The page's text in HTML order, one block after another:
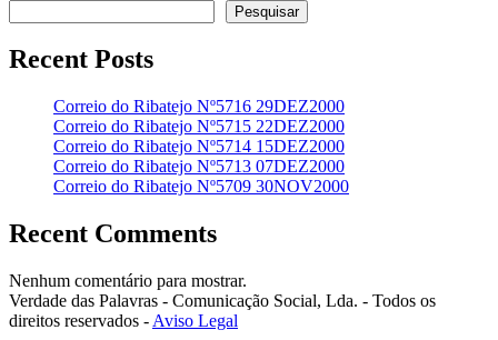
Pesquisar
Recent Posts
Correio do Ribatejo Nº5716 29DEZ2000
Correio do Ribatejo Nº5715 22DEZ2000
Correio do Ribatejo Nº5714 15DEZ2000
Correio do Ribatejo Nº5713 07DEZ2000
Correio do Ribatejo Nº5709 30NOV2000
Recent Comments
Nenhum comentário para mostrar.
Verdade das Palavras - Comunicação Social, Lda. - Todos os
direitos reservados - Aviso Legal